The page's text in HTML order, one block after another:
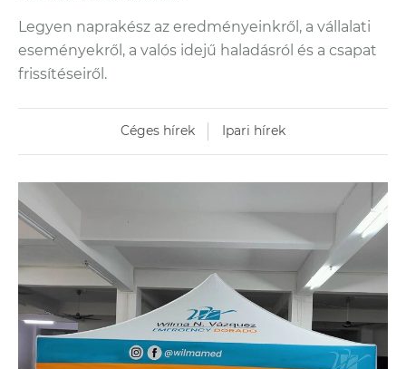
Legyen naprakész az eredményeinkről, a vállalati
eseményekről, a valós idejű haladásról és a csapat
frissítéseiről.
Céges hírek Ipari hírek